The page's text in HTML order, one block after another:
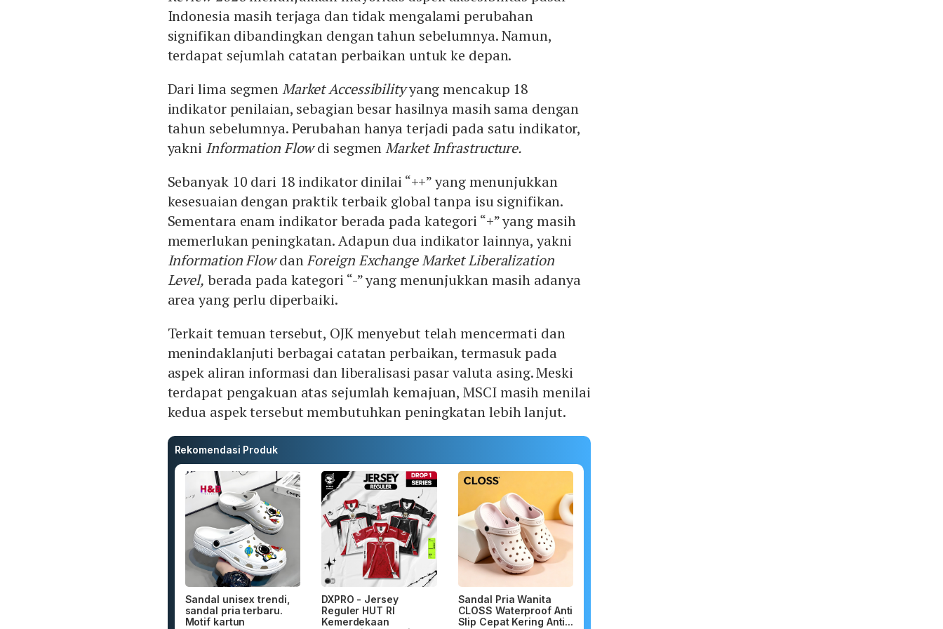
Transaksi short selling – OJK meninjau pembatasan yang ada untuk meningkatkan
likuiditas sambil menjaga stabilitas pasar.
Indonesia masih terjaga dan tidak mengalami perubahan
signifikan dibandingkan dengan tahun sebelumnya. Namun,
terdapat sejumlah catatan perbaikan untuk ke depan.
Dari lima segmenMarket Accessibilityyang mencakup 18
indikator penilaian, sebagian besar hasilnya masih sama dengan
tahun sebelumnya. Perubahan hanya terjadi pada satu indikator,
yakni Information Flowdi segmenMarket Infrastructure.
Sebanyak 10 dari 18 indikator dinilai “++” yang menunjukkan
kesesuaian dengan praktik terbaik global tanpa isu signifikan.
Sementara enam indikator berada pada kategori “+” yang masih
memerlukan peningkatan. Adapun dua indikator lainnya, yakni
Information FlowdanForeign Exchange Market Liberalization
Level, berada pada kategori “-” yang menunjukkan masih adanya
area yang perlu diperbaiki.
Terkait temuan tersebut, OJK menyebut telah mencermati dan
menindaklanjuti berbagai catatan perbaikan, termasuk pada
aspek aliran informasi dan liberalisasi pasar valuta asing. Meski
terdapat pengakuan atas sejumlah kemajuan, MSCI masih menilai
kedua aspek tersebut membutuhkan peningkatan lebih lanjut.
Rekomendasi Produk
Sandal unisex trendi,
sandal pria terbaru.
Motif kartun
DXPRO - Jersey
Reguler HUT RI
Kemerdekaan
Sandal Pria Wanita
CLOSS Waterproof Anti
Slip Cepat Kering Anti...